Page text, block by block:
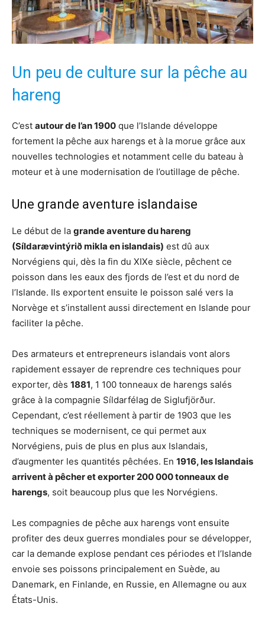
Un peu de culture sur la pêche au
hareng
C’est autour de l’an 1900 que l’Islande développe
fortement la pêche aux harengs et à la morue grâce aux
nouvelles technologies et notamment celle du bateau à
moteur et à une modernisation de l’outillage de pêche.
Une grande aventure islandaise
Le début de la grande aventure du hareng
(Síldarævintýrið mikla en islandais) est dû aux
Norvégiens qui, dès la fin du XIXe siècle, pêchent ce
poisson dans les eaux des fjords de l’est et du nord de
l’Islande. Ils exportent ensuite le poisson salé vers la
Norvège et s’installent aussi directement en Islande pour
faciliter la pêche.
Des armateurs et entrepreneurs islandais vont alors
rapidement essayer de reprendre ces techniques pour
exporter, dès 1881, 1 100 tonneaux de harengs salés
grâce à la compagnie Síldarfélag de Siglufjörður.
Cependant, c’est réellement à partir de 1903 que les
techniques se modernisent, ce qui permet aux
Norvégiens, puis de plus en plus aux Islandais,
d’augmenter les quantités pêchées. En 1916, les Islandais
arrivent à pêcher et exporter 200 000 tonneaux de
harengs, soit beaucoup plus que les Norvégiens.
Les compagnies de pêche aux harengs vont ensuite
profiter des deux guerres mondiales pour se développer,
car la demande explose pendant ces périodes et l’Islande
envoie ses poissons principalement en Suède, au
Danemark, en Finlande, en Russie, en Allemagne ou aux
États-Unis.